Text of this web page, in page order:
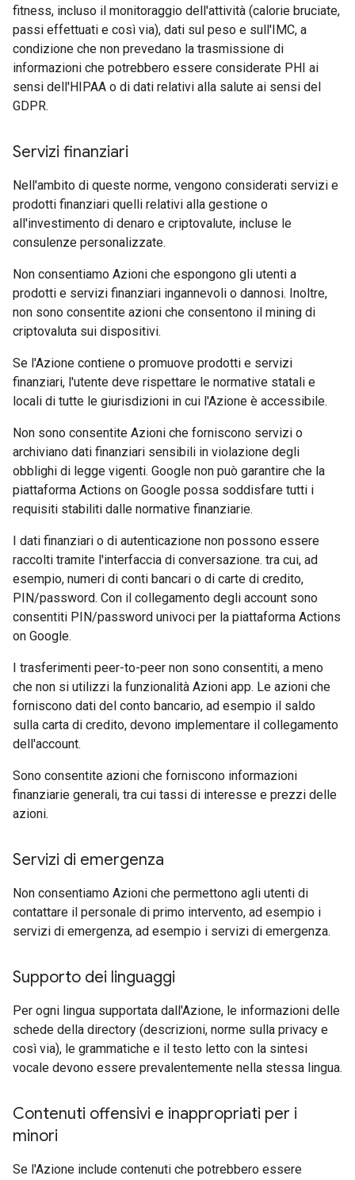
fitness, incluso il monitoraggio dell'attività (calorie bruciate,
passi effettuati e così via), dati sul peso e sull'IMC, a
condizione che non prevedano la trasmissione di
informazioni che potrebbero essere considerate PHI ai
sensi dell'HIPAA o di dati relativi alla salute ai sensi del
GDPR.
Servizi finanziari
Nell'ambito di queste norme, vengono considerati servizi e
prodotti finanziari quelli relativi alla gestione o
all'investimento di denaro e criptovalute, incluse le
consulenze personalizzate.
Non consentiamo Azioni che espongono gli utenti a
prodotti e servizi finanziari ingannevoli o dannosi. Inoltre,
non sono consentite azioni che consentono il mining di
criptovaluta sui dispositivi.
Se l'Azione contiene o promuove prodotti e servizi
finanziari, l'utente deve rispettare le normative statali e
locali di tutte le giurisdizioni in cui l'Azione è accessibile.
Non sono consentite Azioni che forniscono servizi o
archiviano dati finanziari sensibili in violazione degli
obblighi di legge vigenti. Google non può garantire che la
piattaforma Actions on Google possa soddisfare tutti i
requisiti stabiliti dalle normative finanziarie.
I dati finanziari o di autenticazione non possono essere
raccolti tramite l'interfaccia di conversazione. tra cui, ad
esempio, numeri di conti bancari o di carte di credito,
PIN/password. Con il collegamento degli account sono
consentiti PIN/password univoci per la piattaforma Actions
on Google.
I trasferimenti peer-to-peer non sono consentiti, a meno
che non si utilizzi la funzionalità Azioni app. Le azioni che
forniscono dati del conto bancario, ad esempio il saldo
sulla carta di credito, devono implementare il collegamento
dell'account.
Sono consentite azioni che forniscono informazioni
finanziarie generali, tra cui tassi di interesse e prezzi delle
azioni.
Servizi di emergenza
Non consentiamo Azioni che permettono agli utenti di
contattare il personale di primo intervento, ad esempio i
servizi di emergenza, ad esempio i servizi di emergenza.
Supporto dei linguaggi
Per ogni lingua supportata dall'Azione, le informazioni delle
schede della directory (descrizioni, norme sulla privacy e
così via), le grammatiche e il testo letto con la sintesi
vocale devono essere prevalentemente nella stessa lingua.
Contenuti offensivi e inappropriati per i
minori
Se l'Azione include contenuti che potrebbero essere